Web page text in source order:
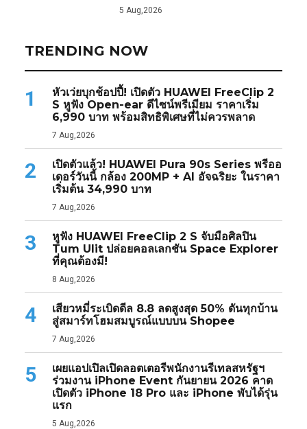
5 Aug,2026
TRENDING NOW
1
หัวเว่ยบุกช้อปปี้! เปิดตัว HUAWEI FreeClip 2
S หูฟัง Open-ear ดีไซน์พรีเมียม ราคาเริ่ม
6,990 บาท พร้อมสิทธิพิเศษที่ไม่ควรพลาด
7 Aug,2026
2
เปิดตัวแล้ว! HUAWEI Pura 90s Series พรีออ
เดอร์วันนี้ กล้อง 200MP + AI อัจฉริยะ ในราคา
เริ่มต้น 34,990 บาท
7 Aug,2026
3
หูฟัง HUAWEI FreeClip 2 S จับมือศิลปิน
Tum Ulit ปล่อยคอลเลกชัน Space Explorer
ที่คุณต้องมี!
8 Aug,2026
4
เสียวหมี่ระเบิดดีล 8.8 ลดสูงสุด 50% ดันทุกบ้าน
สู่สมาร์ทโฮมสมบูรณ์แบบบน Shopee
7 Aug,2026
5
เผยแอปเปิลเปิดลอตเตอรีพนักงานรีเทลสหรัฐฯ
ร่วมงาน iPhone Event กันยายน 2026 คาด
เปิดตัว iPhone 18 Pro และ iPhone พับได้รุ่น
แรก
5 Aug,2026